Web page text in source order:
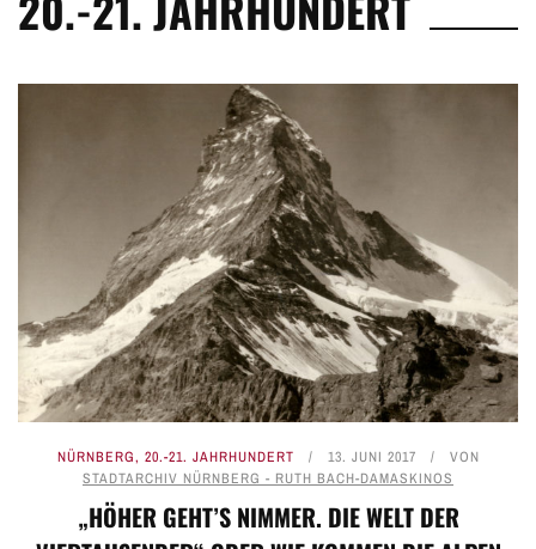
NÜRNBERG, 20.-21. JAHRHUNDERT 13. JUNI 2017
VON
STADTARCHIV NÜRNBERG - RUTH BACH-DAMASKINOS
„HÖHER GEHT’S NIMMER. DIE WELT DER